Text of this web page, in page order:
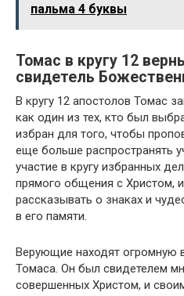
пальма 4 буквы
Томас в кругу 12
свидетель
В кругу 12 апостолов Томас
как один из тех, кто был
избран для того, чтобы
еще больше распространять
участие в кругу избранных
прямого общения с Христом,
рассказывать о знаках и
в его памяти.
Верующие находят огромную
Томаса. Он был свидетелем
совершенных Христом, и